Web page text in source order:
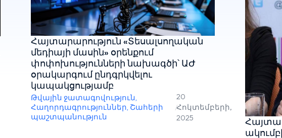
Հայտարարություն «Տեսալսողական
մեդիայի մասին» օրենքում
փոփոխությունների նախագծի՝ ԱԺ
օրակարգում ընդգրկվելու
կապակցությամբ
Թվային ջատագովություն,
Հաղորդագրություններ, Շահերի
պաշտպանություն
/
20
Հոկտեմբերի,
2025